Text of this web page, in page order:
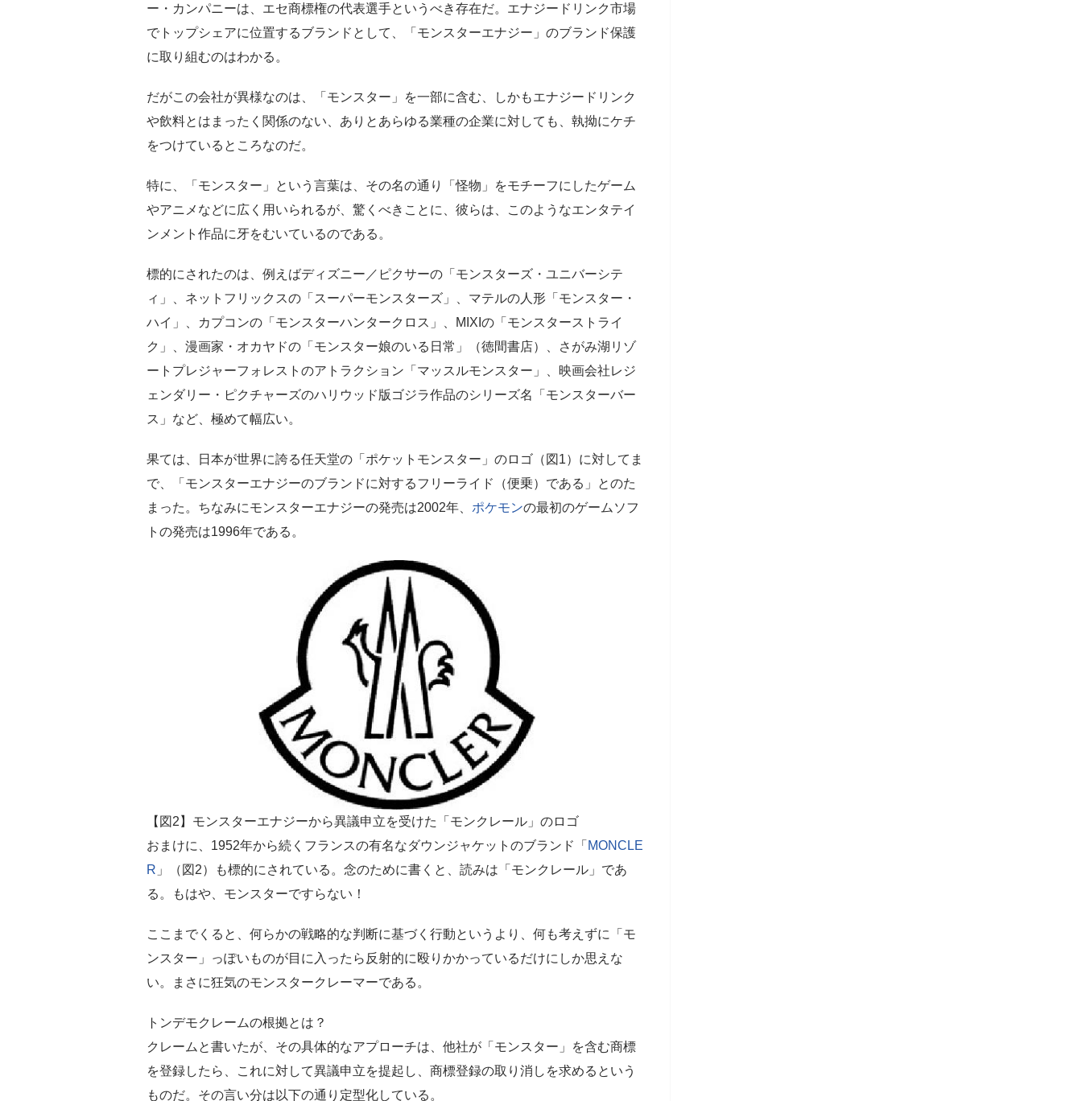
ー・カンパニーは、エセ商標権の代表選手というべき存在だ。エナジードリンク市場
でトップシェアに位置するブランドとして、「モンスターエナジー」のブランド保護
に取り組むのはわかる。
だがこの会社が異様なのは、「モンスター」を一部に含む、しかもエナジードリンク
や飲料とはまったく関係のない、ありとあらゆる業種の企業に対しても、執拗にケチ
をつけているところなのだ。
特に、「モンスター」という言葉は、その名の通り「怪物」をモチーフにしたゲーム
やアニメなどに広く用いられるが、驚くべきことに、彼らは、このようなエンタテイ
ンメント作品に牙をむいているのである。
標的にされたのは、例えばディズニー／ピクサーの「モンスターズ・ユニバーシテ
ィ」、ネットフリックスの「スーパーモンスターズ」、マテルの人形「モンスター・
ハイ」、カプコンの「モンスターハンタークロス」、MIXIの「モンスターストライ
ク」、漫画家・オカヤドの「モンスター娘のいる日常」（徳間書店）、さがみ湖リゾ
ートプレジャーフォレストのアトラクション「マッスルモンスター」、映画会社レジ
ェンダリー・ピクチャーズのハリウッド版ゴジラ作品のシリーズ名「モンスターバー
ス」など、極めて幅広い。
果ては、日本が世界に誇る任天堂の「ポケットモンスター」のロゴ（図1）に対してま
で、「モンスターエナジーのブランドに対するフリーライド（便乗）である」とのた
まった。ちなみにモンスターエナジーの発売は2002年、 ポケモンの最初のゲームソフ
トの発売は1996年である。
【図2】モンスターエナジーから異議申立を受けた「モンクレール」のロゴ
おまけに、1952年から続くフランスの有名なダウンジャケットのブランド「 MONCLE
R 」（図2）も標的にされている。念のために書くと、読みは「モンクレール」であ
る。もはや、モンスターですらない！
ここまでくると、何らかの戦略的な判断に基づく行動というより、何も考えずに「モ
ンスター」っぽいものが目に入ったら反射的に殴りかかっているだけにしか思えな
い。まさに狂気のモンスタークレーマーである。
トンデモクレームの根拠とは？
クレームと書いたが、その具体的なアプローチは、他社が「モンスター」を含む商標
を登録したら、これに対して異議申立を提起し、商標登録の取り消しを求めるという
ものだ。その言い分は以下の通り定型化している。